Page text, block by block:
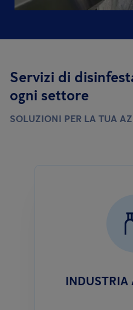
Servizi di
ogni settore
SOLUZIONI PER LA TUA
INDUSTRIA